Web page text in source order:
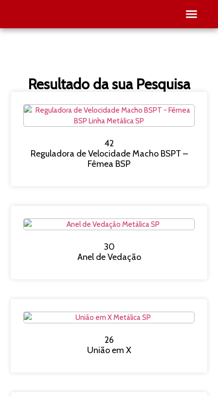
Resultado da sua Pesquisa
42
Reguladora de Velocidade Macho BSPT –
Fêmea BSP
30
Anel de Vedação
26
União em X